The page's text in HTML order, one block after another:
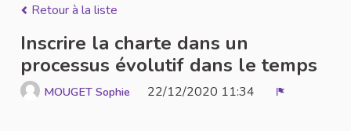
Retour à la liste
Inscrire la charte dans un
processus évolutif dans le temps
MOUGET Sophie 22/12/2020 11:34